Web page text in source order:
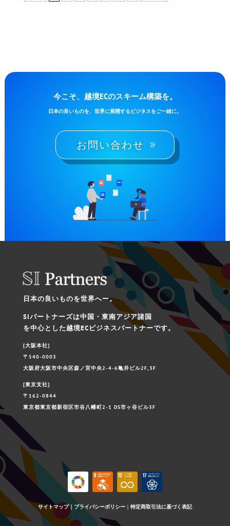
今こそ、越境ECのスキーム構築を。
日本の良いものを、世界に展開するビジネスをご一緒に。
お問い合わせ
日本の良いものを世界へー。
SIパートナーズは中国・東南アジア諸国
を中心とした越境ECビジネスパートナーです。
[大阪本社]
〒540-0003
大阪府大阪市中央区森ノ宮中央2-4-6亀井ビル2F,3F
[東京支社]
〒162-0844
東京都東京都新宿区市谷八幡町2-1 DS市ヶ谷ビル3F
サイトマップ｜ プライバシーボリシー｜ 特定商取引法に基づく表記